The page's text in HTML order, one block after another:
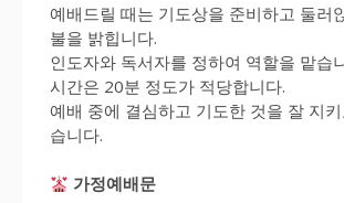
예배드릴 때는 기도상을 준비하고 둘러
불을 밝힙니다.
인도자와 독서자를 정하여 역할을 맡습
시간은 20분 정도가 적당합니다.
예배 중에 결심하고 기도한 것을 잘 지
습니다.
가정예배문